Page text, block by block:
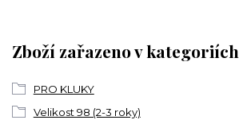
Zboží zařazeno v kategoriích
PRO KLUKY
Velikost 98 (2-3 roky)